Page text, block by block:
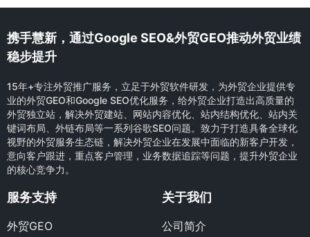
携手慧新，通过Google SEO&外贸GEO推动外贸业绩
稳步提升
15年+专注外贸推广服务，立足于外贸软件研发，为外贸企业提供专
业的外贸GEO和Google SEO优化服务，给外贸企业打造出高质量的
外贸独立站，解决外贸建站、网站内容优化、站内结构优化、站内关
键词布局、外链布局等一系列谷歌SEO问题。致力于打造具备全球化
视野的外贸服务生态链，解决外贸企业在发展中面临的新客户开发，
意向客户跟进，重点客户管理，业务数据追踪等问题，提升外贸企业
的核心竞争力。
服务支持
外贸GEO
关于我们
公司简介